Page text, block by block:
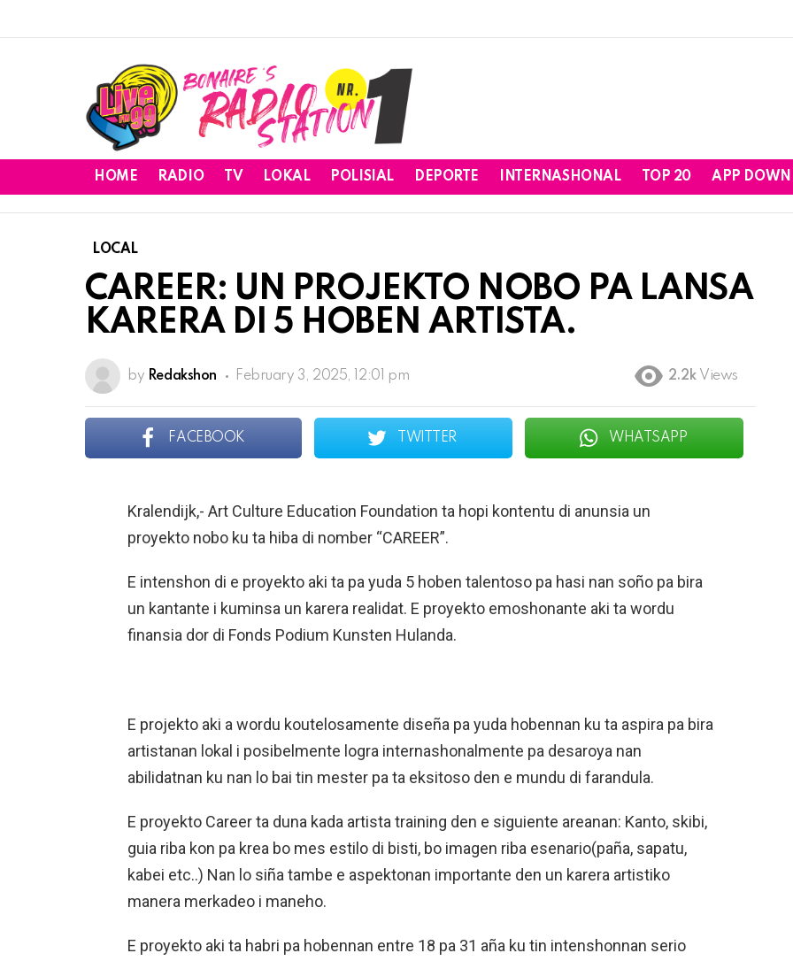
HOME RADIO TV LOKAL POLISIAL DEPORTE INTERNASHONAL TOP 20 APP
LOCAL
CAREER: UN PROJEKTO NOBO PA LANSA
KARERA DI 5 HOBEN ARTISTA.
by Redakshon February 3, 2025, 12:01 pm 2.2k Views
FACEBOOK TWITTER WHATSAPP
Kralendijk,- Art Culture Education Foundation ta hopi kontentu di anunsia un
proyekto nobo ku ta hiba di nomber “CAREER”.
E intenshon di e proyekto aki ta pa yuda 5 hoben talentoso pa hasi nan soño pa bira
un kantante i kuminsa un karera realidat. E proyekto emoshonante aki ta wordu
finansia dor di Fonds Podium Kunsten Hulanda.
E projekto aki a wordu koutelosamente diseña pa yuda hobennan ku ta aspira pa bira
artistanan lokal i posibelmente logra internashonalmente pa desaroya nan
abilidatnan ku nan lo bai tin mester pa ta eksitoso den e mundu di farandula.
E proyekto Career ta duna kada artista training den e siguiente areanan: Kanto, skibi,
guia riba kon pa krea bo mes estilo di bisti, bo imagen riba esenario(paña, sapatu,
kabei etc..) Nan lo siña tambe e aspektonan importante den un karera artistiko
manera merkadeo i maneho.
E proyekto aki ta habri pa hobennan entre 18 pa 31 aña ku tin intenshonnan serio